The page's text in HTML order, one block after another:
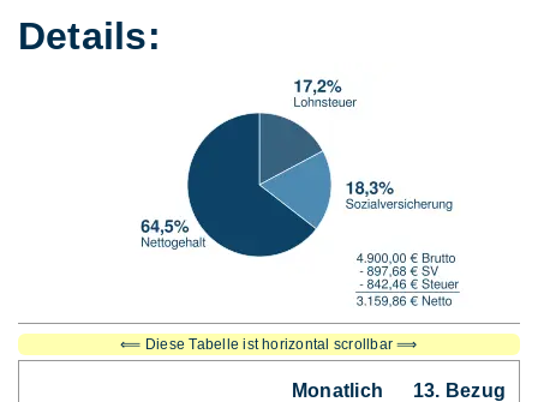
Details:
⟸ Diese Tabelle ist horizontal scrollbar ⟹
Monatlich 13. Bezug